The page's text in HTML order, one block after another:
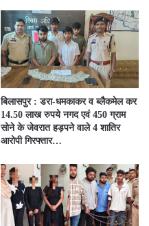
बिलासपुर : डरा-धमकाकर व ब्लैकमेल कर
14.50 लाख रुपये नगद एवं 450 ग्राम
सोने के जेवरात हड़पने वाले 4 शातिर
आरोपी गिरफ्तार…